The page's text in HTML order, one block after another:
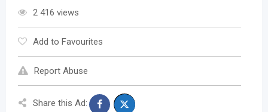
2 416 views
Add to Favourites
Report Abuse
Share this Ad: